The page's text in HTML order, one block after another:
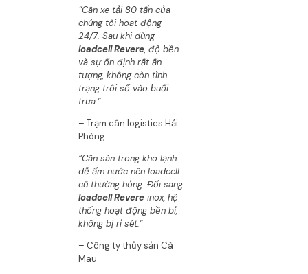
“Cân xe tải 80 tấn của
chúng tôi hoạt động
24/7. Sau khi dùng
loadcell Revere, độ bền
và sự ổn định rất ấn
tượng, không còn tình
trạng trôi số vào buổi
trưa.”
– Trạm cân logistics Hải
Phòng
“Cân sàn trong kho lạnh
dễ ẩm nước nên loadcell
cũ thường hỏng. Đổi sang
loadcell Revere inox, hệ
thống hoạt động bền bỉ,
không bị rỉ sét.”
– Công ty thủy sản Cà
Mau